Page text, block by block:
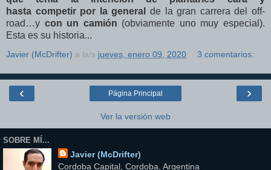
hasta competir por la general de la gran carrera del off-
road…y con un camión (obviamente uno muy especial).
Esta es su historia...
Javier (McDrifter) a la/s jueves, enero 09, 2020 3 comentarios:
‹ ›
Página Principal
Ver la versión web
SOBRE MÍ...
Javier (McDrifter)
Cordoba Capital, Cordoba, Argentina